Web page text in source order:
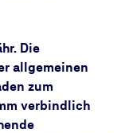
Die
allgemeinen
zum
verbindlich